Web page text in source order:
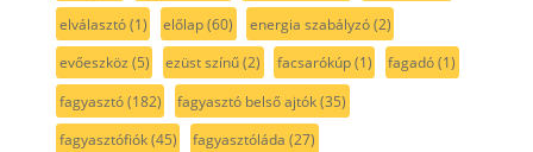
elválasztó(1) előlap(60) energia szabályzó(2)
evőeszköz (5) ezüst színű(2) facsarókúp(1) fagadó(1)
fagyasztó(182) fagyasztó belső ajtók(35)
fagyasztófiók(45) fagyasztóláda (27)